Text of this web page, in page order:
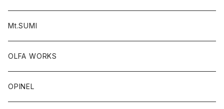
Mt.SUMI
OLFA WORKS
OPINEL